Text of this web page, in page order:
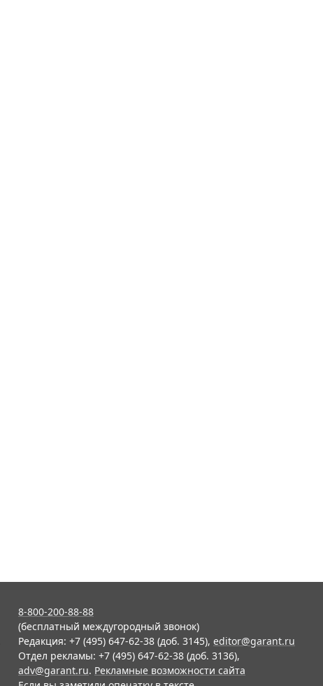
8-800-200-88-88
(бесплатный междугородный звонок)
Редакция: +7 (495) 647-62-38 (доб. 3145), editor@garant.ru
Отдел рекламы: +7 (495) 647-62-38 (доб. 3136),
adv@garant.ru. Рекламные возможности сайта